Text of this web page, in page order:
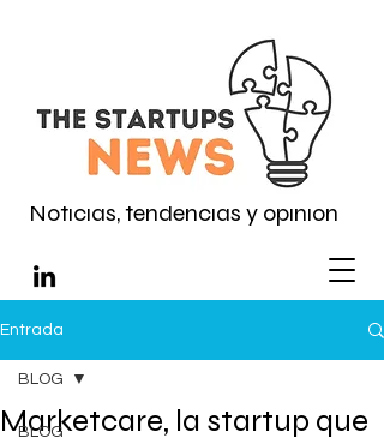
Noticias, tendencias y opinión
Entrada
BLOG
BLOG
Marketcare, la startup que